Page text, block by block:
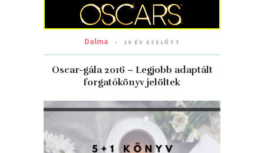
Dalma 10 ÉV EZELŐTT
Oscar-gála 2016 – Legjobb adaptált
forgatókönyv jelöltek